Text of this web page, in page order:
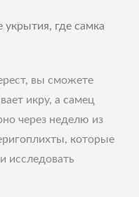
укрытия, где самка
вы сможете
икру, а самец
через неделю из
которые
исследовать